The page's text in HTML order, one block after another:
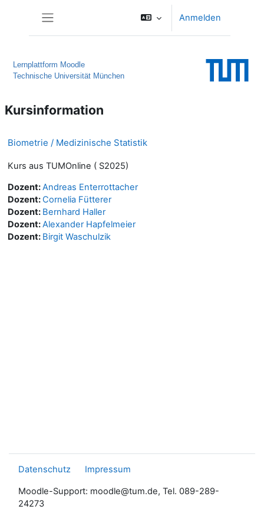
Anmelden
Lernplattform Moodle
Technische Universität München
Kursinformation
Biometrie / Medizinische Statistik
Kurs aus TUMOnline ( S2025)
Dozent:Andreas Enterrottacher
Dozent:Cornelia Fütterer
Dozent: Bernhard Haller
Dozent:Alexander Hapfelmeier
Dozent: Birgit Waschulzik
Datenschutz Impressum
Moodle-Support: moodle@tum.de, Tel. 089-289-
24273